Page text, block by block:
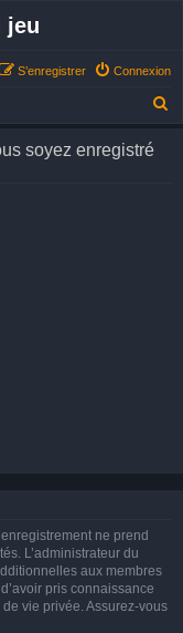
jeu
Connexion
S’enregistrer
soyez enregistré
ne prend
L’administrateur du
aux membres
pris connaissance
vie privée. Assurez-vous